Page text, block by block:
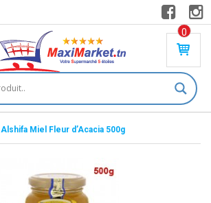
0
PR
DU
IT(
S)
Alshifa Miel Fleur d’Acacia 500g